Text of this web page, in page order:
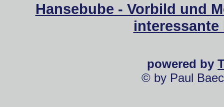
Hansebube - Vorbild und
powered by
© by Paul